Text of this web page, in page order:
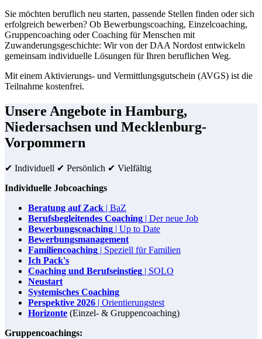
Sie möchten beruflich neu starten, passende Stellen finden oder sich
erfolgreich bewerben? Ob Bewerbungscoaching, Einzelcoaching,
Gruppencoaching oder Coaching für Menschen mit
Zuwanderungsgeschichte: Wir von der DAA Nordost entwickeln
gemeinsam individuelle Lösungen für Ihren beruflichen Weg.
Mit einem Aktivierungs- und Vermittlungsgutschein (AVGS) ist die
Teilnahme kostenfrei.
Unsere Angebote in Hamburg,
Niedersachsen und Mecklenburg-
Vorpommern
✔ Individuell ✔ Persönlich ✔ Vielfältig
Individuelle Jobcoachings
Beratung auf Zack | BaZ
Berufsbegleitendes Coaching | Der neue Job
Bewerbungscoaching | Up to Date
Bewerbungsmanagement
Familiencoaching | Speziell für Familien
Ich Pack's
Coaching und Berufseinstieg | SOLO
Neustart
Systemisches Coaching
Perspektive 2026 | Orientierungstest
Horizonte (Einzel- & Gruppencoaching)
Gruppencoachings: